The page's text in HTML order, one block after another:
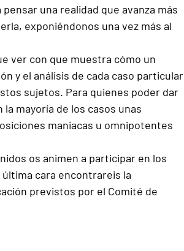
una realidad que avanza más
exponiéndonos una vez más al
ver con que muestra cómo un
y el análisis de cada caso particular
sujetos. Para quienes poder dar
mayoría de los casos unas
maniacas u omnipotentes
os animen a participar en los
cara encontrareis la
previstos por el Comité de